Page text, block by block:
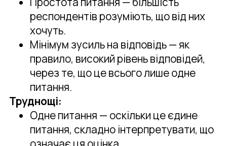
респондентів розуміють, що від них
хочуть.
Мінімум зусиль на відповідь — як
правило, високий рівень відповідей,
через те, що це всього лише одне
питання.
Труднощі:
Одне питання — оскільки це єдине
питання, складно інтерпретувати, що